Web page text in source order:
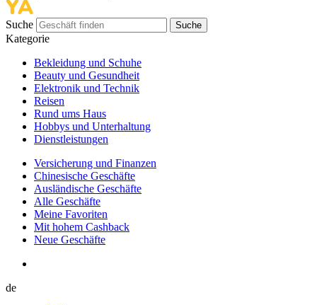
Suche Suche
Kategorie
Bekleidung und Schuhe
Beauty und Gesundheit
Elektronik und Technik
Reisen
Rund ums Haus
Hobbys und Unterhaltung
Dienstleistungen
Versicherung und Finanzen
Chinesische Geschäfte
Ausländische Geschäfte
Alle Geschäfte
Meine Favoriten
Mit hohem Cashback
Neue Geschäfte
de